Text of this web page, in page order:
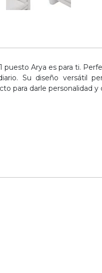
Arya es para ti.
Su diseño versátil
para darle personalidad y